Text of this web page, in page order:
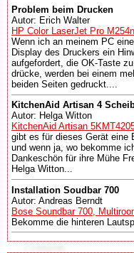
Problem beim Drucken
Autor: Erich Walter
HP Color LaserJet Pro
Wenn ich an meinem PC
Display des Druckers ein
aufgefordert, die OK-Taste
drücke, werden bei einem
beiden Seiten gedruckt....
KitchenAid Artisan 4
Autor: Helga Witton
KitchenAid Artisan
gibt es für dieses Gerät eine
und wenn ja, wo bekomme
Dankeschön für ihre Mühe
Helga Witton...
Installation Soudbar 700
Autor: Andreas Berndt
Bose Soundbar 700,
Bekomme die hinteren